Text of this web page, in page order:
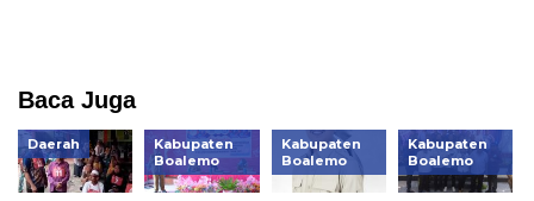
Baca Juga
Daerah
Kabupaten
Boalemo
Kabupaten
Boalemo
Kabupaten
Boalemo